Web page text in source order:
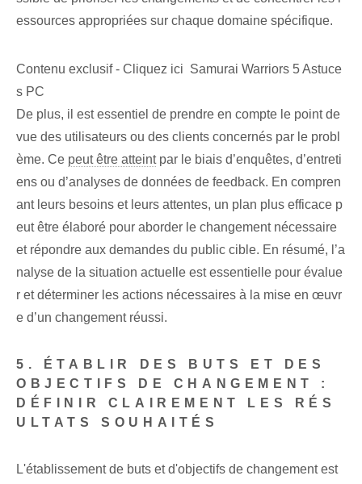
essources appropriées sur chaque domaine spécifique.
Contenu exclusif - Cliquez ici Samurai Warriors 5 Astuce
s PC
De plus, il est essentiel de prendre en compte le point de
vue des utilisateurs ou des clients concernés par le probl
ème. Ce peut être atteintpar le biais d’enquêtes, d’entreti
ens ou d’analyses de données de feedback. En compren
ant leurs besoins et leurs attentes, un plan plus efficace p
eut être élaboré pour aborder le changement nécessaire
et répondre aux demandes du public cible. En résumé, l’a
nalyse de la situation actuelle est essentielle pour évalue
r et déterminer les actions nécessaires à la mise en œuvr
e d’un changement réussi.
5. ÉTABLIR DES BUTS ET DES
OBJECTIFS DE CHANGEMENT :
DÉFINIR CLAIREMENT LES RÉS
ULTATS SOUHAITÉS
L'établissement de buts et d'objectifs de changement est